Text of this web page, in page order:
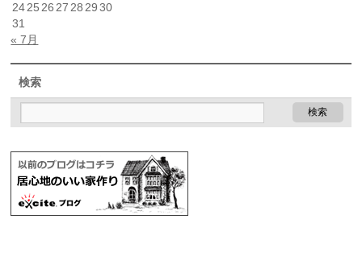
2425 26 27 28 29 30
31
« 7月
検索